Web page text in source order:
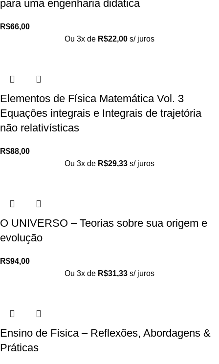
para uma engenharia didática
R$66,00
Ou 3x de R$22,00 s/ juros
Elementos de Física Matemática Vol. 3
Equações integrais e Integrais de trajetória
não relativísticas
R$88,00
Ou 3x de R$29,33 s/ juros
O UNIVERSO – Teorias sobre sua origem e
evolução
R$94,00
Ou 3x de R$31,33 s/ juros
Ensino de Física – Reflexões, Abordagens &
Práticas